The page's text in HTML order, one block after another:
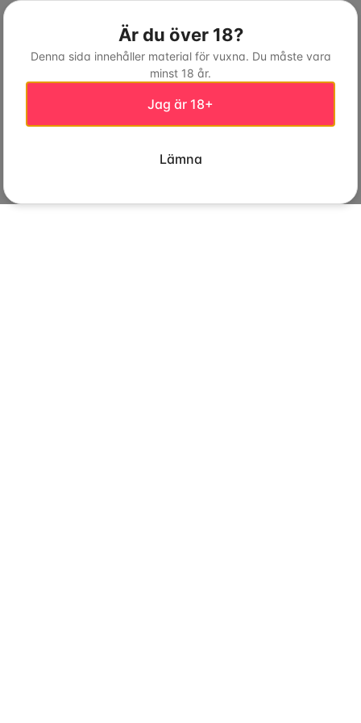
Är du över 18?
Denna sida innehåller material för vuxna. Du måste vara
minst 18 år.
Jag är 18+
Lämna